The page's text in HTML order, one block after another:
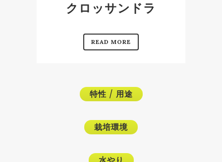
クロッサンドラ
READ MORE
特性/ 用途
栽培環境